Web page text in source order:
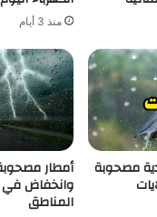
منذ 3 أيام
مصحوبة أمطار
وانخفاض في
المناطق